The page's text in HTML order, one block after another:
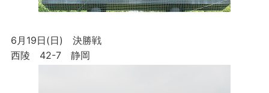
6月19日(日) 決勝戦
西陵 42-7 静岡